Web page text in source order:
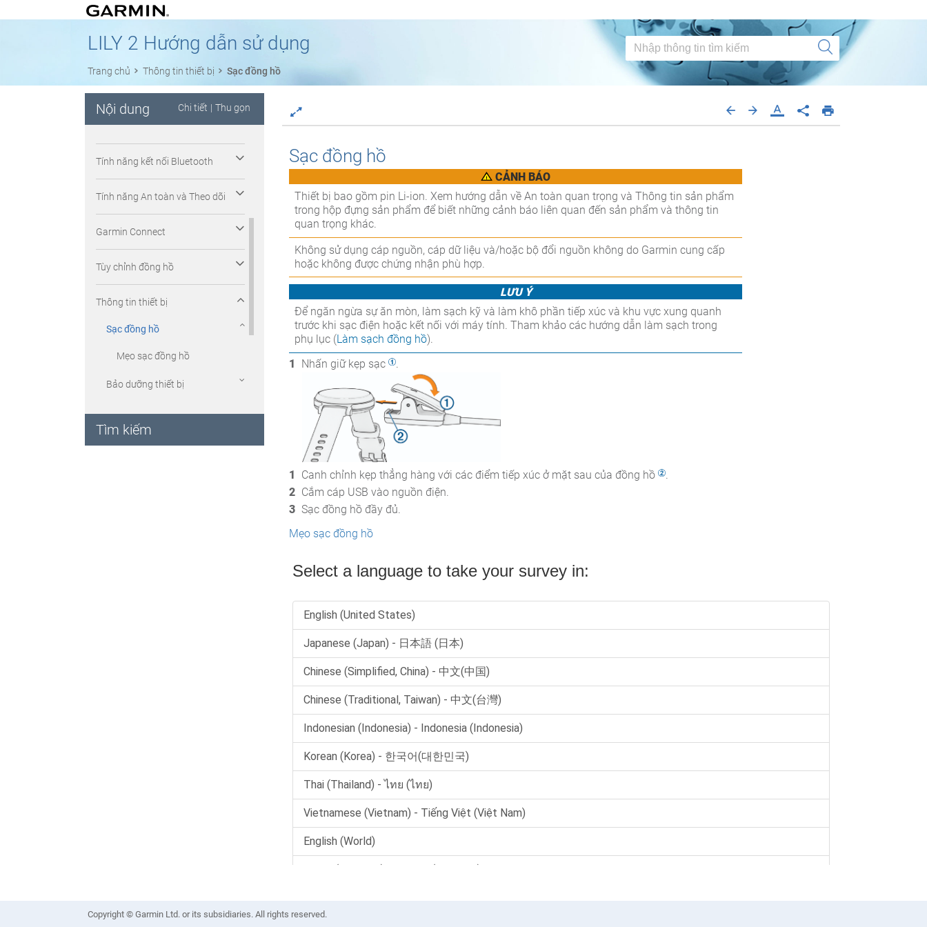
LILY 2 Hướng dẫn sử dụng
Trang chủ Thông tin thiết bị Sạc đồng hồ
Nội dung Chi tiết | Thu gọn
Trình đơn điều khiển
Tính năng nhịp tim
Đồng hồ
Tính năng kết nối Bluetooth
Tính năng An toàn và Theo dõi
Garmin Connect
Tùy chỉnh đồng hồ
Thông tin thiết bị
Sạc đồng hồ
Mẹo sạc đồng hồ
Bảo dưỡng thiết bị
Thay đổi dây đeo
Tìm kiếm
Sạc đồng hồ
CẢNH BÁO
Thiết bị bao gồm pin Li-ion. Xem hướng dẫn về An toàn quan trọng và Thông tin sản phẩm
trong hộp đựng sản phẩm để biết những cảnh báo liên quan đến sản phẩm và thông tin
quan trọng khác.
Không sử dụng cáp nguồn, cáp dữ liệu và/hoặc bộ đổi nguồn không do Garmin cung cấp
hoặc không được chứng nhận phù hợp.
LƯU Ý
Để ngăn ngừa sự ăn mòn, làm sạch kỹ và làm khô phần tiếp xúc và khu vực xung quanh
trước khi sạc điện hoặc kết nối với máy tính. Tham khảo các hướng dẫn làm sạch trong
phụ lục (Làm sạch đồng hồ).
Nhấn giữ kẹp sạc
.
Canh chỉnh kẹp thẳng hàng với các điểm tiếp xúc ở mặt sau của đồng hồ
.
Cắm cáp USB vào nguồn điện.
Sạc đồng hồ đầy đủ.
Mẹo sạc đồng hồ
Copyright © Garmin Ltd. or its subsidiaries. All rights reserved.